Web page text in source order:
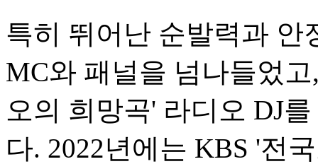
특히 뛰어난 순발력과 안
MC와 패널을 넘나들었
오의 희망곡' 라디오 DJ
다. 2022년에는 KBS '전